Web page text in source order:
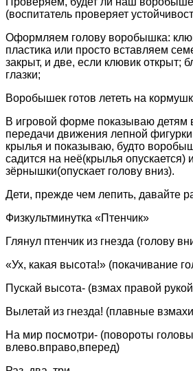
(воспитатель проверяет
Оформляем голову воробышка:
пластика или просто вставляем
закрыт, и две, если клювик открыт;
глазки;
Воробышек готов лететь на
В игровой форме показываю детям
передачи движения лепной
крылья и показываю, будто
садится на неё(крылья опускается)
зёрнышки(опускает голову вниз).
Дети, прежде чем лепить, давайте
Физкультминутка «Птенчик»
Глянул птенчик из гнезда (голову
«Ух, какая высота!» (покачивание
Пускай высота- (взмах правой
Вылетай из гнезда! (плавные
На мир посмотри- (повороты головы
влево.вправо,вперед)